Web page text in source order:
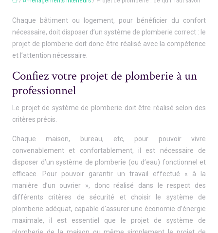
Chaque bâtiment ou logement, pour bénéficier du confort
nécessaire, doit disposer d’un système de plomberie correct : le
projet de plomberie doit donc être réalisé avec la compétence
et l’attention nécessaire.
Confiez votre projet de plomberie à un
professionnel
Le projet de système de plomberie doit être réalisé selon des
critères précis.
Chaque maison, bureau, etc, pour pouvoir vivre
convenablement et confortablement, il est nécessaire de
disposer d’un système de plomberie (ou d’eau) fonctionnel et
efficace. Pour pouvoir garantir un travail effectué « à la
manière d’un ouvrier », donc réalisé dans le respect des
différents critères de sécurité et choisir le système de
plomberie adéquat, capable d’assurer une économie d’énergie
maximale, il est essentiel que le projet de système de